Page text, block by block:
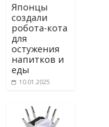
Японцы
создали
робота-кота
для
остужения
напитков и
еды
10.01.2025